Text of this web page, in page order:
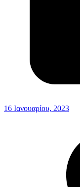
16 Ιανουαρίου, 2023